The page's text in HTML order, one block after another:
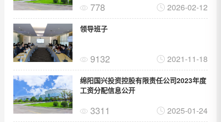
778 2026-02-12
领导班子
9132 2021-11-18
绵阳国兴投资控股有限责任公司2023年度
工资分配信息公开
3311 2025-01-24